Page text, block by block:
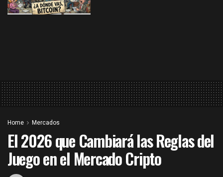
Home Mercados
El 2026 que Cambiará las Reglas del
Juego en el Mercado Cripto